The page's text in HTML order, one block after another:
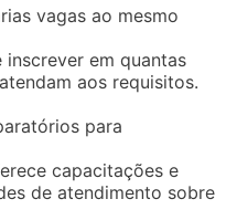
vagas ao mesmo
em quantas
aos requisitos.
para
capacitações e
de atendimento sobre